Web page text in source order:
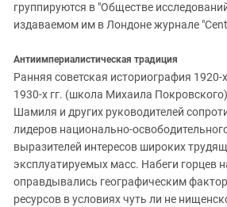
группируются в "Обществе
издаваемом им в Лондоне журнале
Антиимпериалистическая традиция
Ранняя советская историография
1930-х гг. (школа Михаила
Шамиля и других руководителей
лидеров национально-
выразителей интересов широких
эксплуатируемых масс. Набеги горцев
оправдывались географическим
ресурсов в условиях чуть ли не